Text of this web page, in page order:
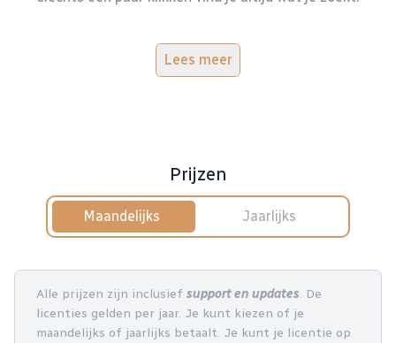
Lees meer
Prijzen
Maandelijks Jaarlijks
Alle prijzen zijn inclusief support en updates. De
licenties gelden per jaar. Je kunt kiezen of je
maandelijks of jaarlijks betaalt. Je kunt je licentie op